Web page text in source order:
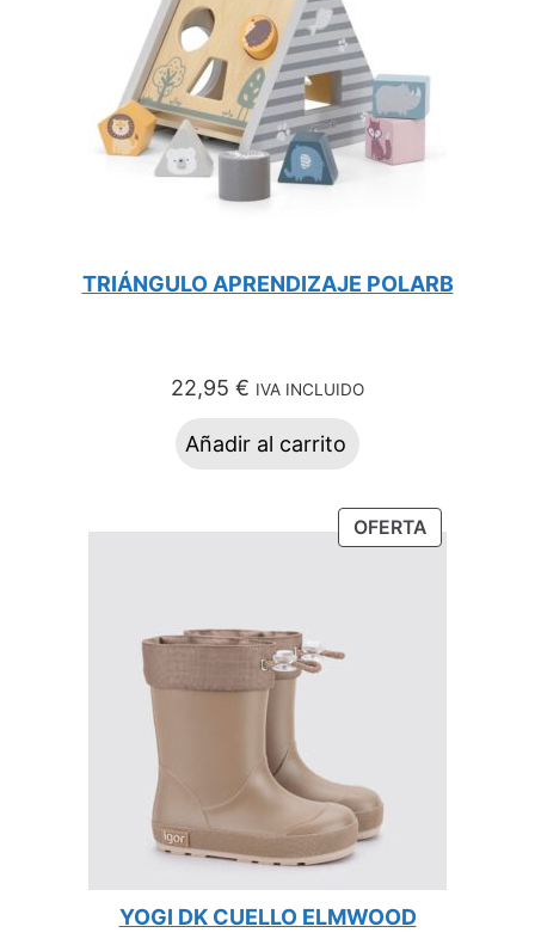
TRIÁNGULO APRENDIZAJE POLARB
22,95 € IVA INCLUIDO
Añadir al carrito
OFERTA
PRODUCTO
YOGI DK CUELLO ELMWOOD